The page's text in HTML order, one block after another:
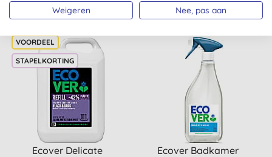
STAPELKORTING
Ecover Delicate
Ecover Badkamer
Weigeren Nee, pas aan